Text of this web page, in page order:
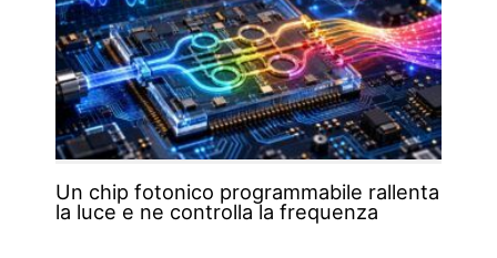
Un chip fotonico programmabile rallenta
la luce e ne controlla la frequenza